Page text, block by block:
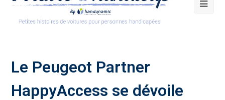
Le Peugeot Partner
HappyAccess se dévoile